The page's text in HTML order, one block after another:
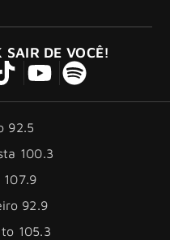
SAIR DE VOCÊ!
92.5
100.3
107.9
92.9
105.3